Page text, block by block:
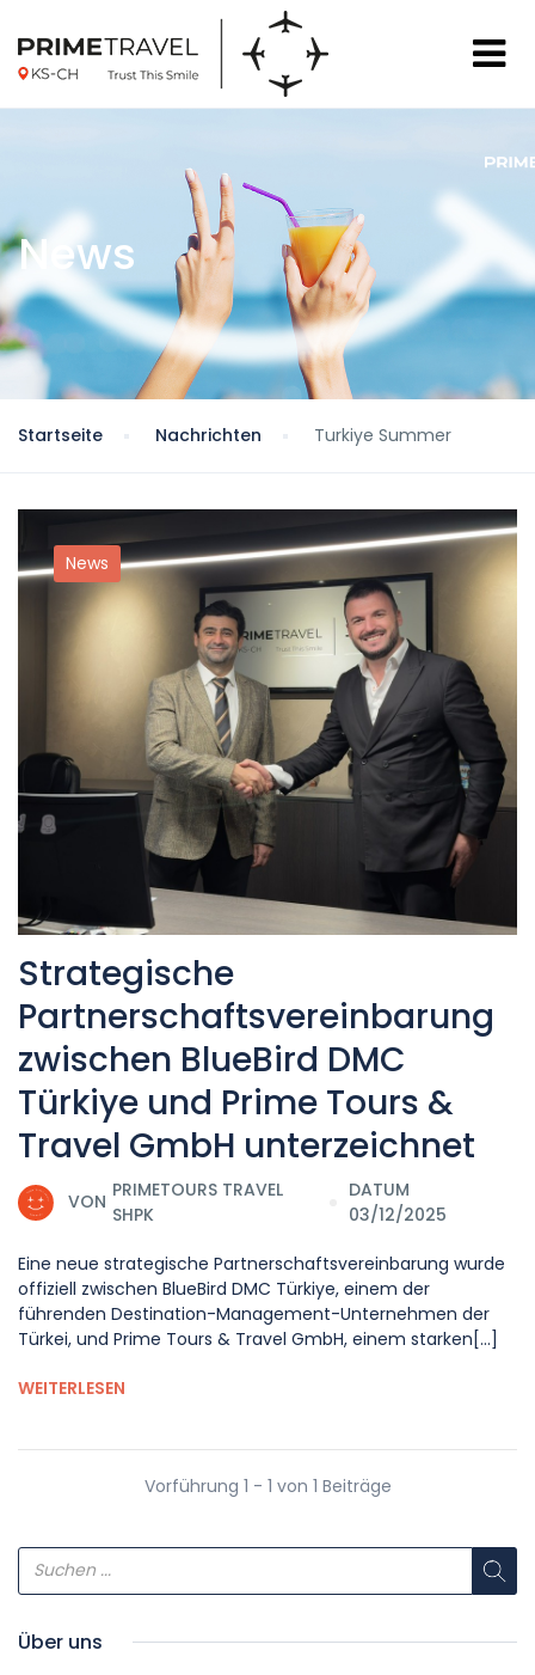
News
Startseite Nachrichten Turkiye Summer
News
Strategische
Partnerschaftsvereinbarung
zwischen BlueBird DMC
Türkiye und Prime Tours &
Travel GmbH unterzeichnet
VON
PRIMETOURS TRAVEL
SHPK
DATUM
03/12/2025
Eine neue strategische Partnerschaftsvereinbarung wurde
offiziell zwischen BlueBird DMC Türkiye, einem der
führenden Destination-Management-Unternehmen der
Türkei, und Prime Tours & Travel GmbH, einem starken[...]
WEITERLESEN
Vorführung 1 - 1 von 1 Beiträge
Über uns